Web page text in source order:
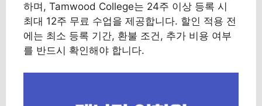
하며, Tamwood College는 24주 이상 등록 시
최대 12주 무료 수업을 제공합니다. 할인 적용 전
에는 최소 등록 기간, 환불 조건, 추가 비용 여부
를 반드시 확인해야 합니다.